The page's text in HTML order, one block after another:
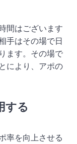
間はございます
手はその場で日
ます。その場で
により、アポの
する
率を向上させる